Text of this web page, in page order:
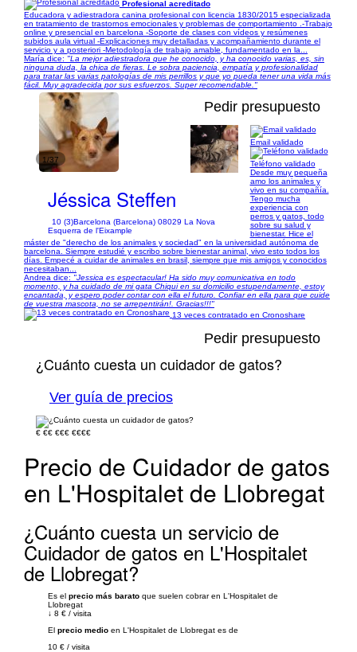
Profesional acreditado
Educadora y adiestradora canina profesional con licencia 1830/2015 especializada
en tratamiento de trastornos emocionales y problemas de comportamiento .-Trabajo
online y presencial en barcelona -Soporte de clases con vídeos y resúmenes
subidos aula virtual -Explicaciones muy detalladas y acompañamiento durante el
servicio y a posteriori -Metodología de trabajo amable, fundamentado en la...
María dice: "La mejor adiestradora que he conocido, y ha conocido varias, es, sin
ninguna duda, la chica de fieras. Le sobra paciencia, empatía y profesionalidad
para tratar las varias patologías de mis perrillos y que yo pueda tener una vida más
fácil. Muy agradecida por sus esfuerzos. Super recomendable."
1/37
Pedir presupuesto
Jéssica Steffen
10 (3)Barcelona (Barcelona) 08029 La Nova
Esquerra de l'Eixample
Email validado
Teléfono validado
Desde muy pequeña
amo los animales y
vivo en su compañía.
Tengo mucha
experiencia con
perros y gatos, todo
sobre su salud y
bienestar. Hice el
máster de "derecho de los animales y sociedad" en la universidad autónoma de
barcelona. Siempre estudié y escribo sobre bienestar animal, vivo esto todos los
días. Empecé a cuidar de animales en brasil, siempre que mis amigos y conocidos
necesitaban...
Andrea dice: "Jessica es espectacular! Ha sido muy comunicativa en todo
momento, y ha cuidado de mi gata Chiqui en su domicilio estupendamente, estoy
encantada, y espero poder contar con ella el futuro. Confiar en ella para que cuide
de vuestra mascota, no se arrepentirán!. Gracias!!!"
13 veces contratado en Cronoshare
Pedir presupuesto
¿Cuánto cuesta un cuidador de gatos?
Ver guía de precios
€ €€ €€€ €€€€
Precio de Cuidador de gatos
en L'Hospitalet de Llobregat
¿Cuánto cuesta un servicio de
Cuidador de gatos en L'Hospitalet
de Llobregat?
Es el precio más barato que suelen cobrar en L'Hospitalet de
Llobregat
↓ 8 € / visita
El precio medio en L'Hospitalet de Llobregat es de
10 € / visita